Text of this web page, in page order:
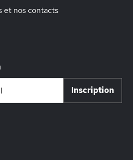
et nos contacts
Inscription